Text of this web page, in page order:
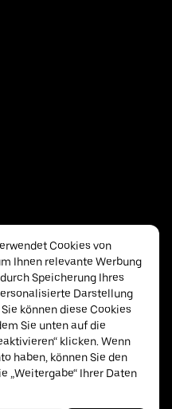
Cookies von
Ihnen relevante Werbung
Speicherung Ihres
Darstellung
können diese Cookies
Sie unten auf die
klicken. Wenn
haben, können Sie den
„Weitergabe“ Ihrer Daten